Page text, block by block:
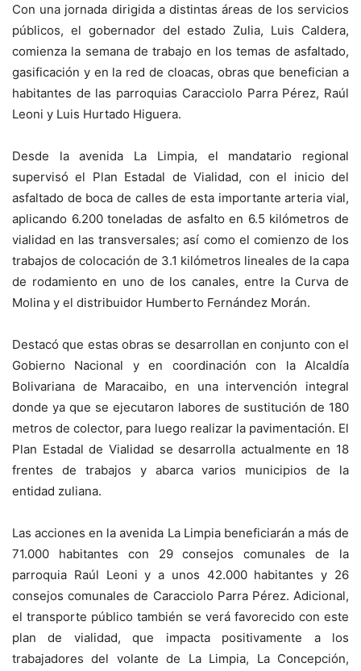
Con una jornada dirigida a distintas áreas de los servicios
públicos, el gobernador del estado Zulia, Luis Caldera,
comienza la semana de trabajo en los temas de asfaltado,
gasificación y en la red de cloacas, obras que benefician a
habitantes de las parroquias Caracciolo Parra Pérez, Raúl
Leoni y Luis Hurtado Higuera.
Desde la avenida La Limpia, el mandatario regional
supervisó el Plan Estadal de Vialidad, con el inicio del
asfaltado de boca de calles de esta importante arteria vial,
aplicando 6.200 toneladas de asfalto en 6.5 kilómetros de
vialidad en las transversales; así como el comienzo de los
trabajos de colocación de 3.1 kilómetros lineales de la capa
de rodamiento en uno de los canales, entre la Curva de
Molina y el distribuidor Humberto Fernández Morán.
Destacó que estas obras se desarrollan en conjunto con el
Gobierno Nacional y en coordinación con la Alcaldía
Bolivariana de Maracaibo, en una intervención integral
donde ya que se ejecutaron labores de sustitución de 180
metros de colector, para luego realizar la pavimentación. El
Plan Estadal de Vialidad se desarrolla actualmente en 18
frentes de trabajos y abarca varios municipios de la
entidad zuliana.
Las acciones en la avenida La Limpia beneficiarán a más de
71.000 habitantes con 29 consejos comunales de la
parroquia Raúl Leoni y a unos 42.000 habitantes y 26
consejos comunales de Caracciolo Parra Pérez. Adicional,
el transporte público también se verá favorecido con este
plan de vialidad, que impacta positivamente a los
trabajadores del volante de La Limpia, La Concepción,